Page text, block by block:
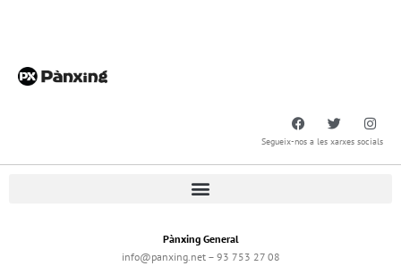
Segueix-nos a les xarxes socials
Pànxing General
info@panxing.net – 93 753 27 08